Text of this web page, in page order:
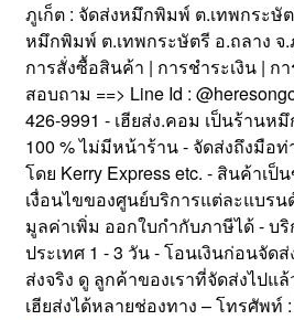
ภูเก็ต : จัดส่งหมึกพิมพ์ ต.เทพกระษั
หมึกพิมพ์ ต.เทพกระษัตรี อ.ถลาง จ.
การสั่งซื้อสินค้า | การชำระเงิน | ก
สอบถาม ==> Line Id :
426-9991 - เฮียส่ง.คอม เป็นร้านห
100 % ไม่มีหน้าร้าน - จัดส่งถึงมือท่
โดย Kerry Express etc. - สินค้าเ
เงื่อนไขของศูนย์บริการแต่ละแบร
มูลค่าเพิ่ม ออกใบกำกับภาษีได้ - บ
ประเทศ 1 - 3 วัน - โอนเงินก่อนจัด
ส่งจริง ดู ลูกค้าของเราที่จัดส่งไป
เฮียส่งได้หลายช่องทาง – โทรศัพท์ :